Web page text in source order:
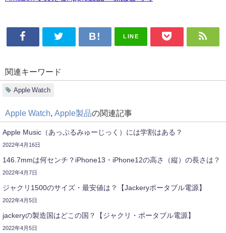
LINE
関連キーワード
Apple Watch
Apple Watch Apple製品の関連記事
Apple Music（あっぷるみゅーじっく）には学割はある？
2022年4月16日
146.7mmは何センチ？iPhone13・iPhone12の高さ（縦）の長さは？
2022年4月7日
ジャクリ1500のサイズ・最安値は？【Jackeryポータブル電源】
2022年4月5日
jackeryの製造国はどこの国？【ジャクリ・ポータブル電源】
2022年4月5日